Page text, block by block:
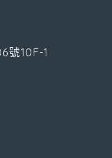
號10F-1